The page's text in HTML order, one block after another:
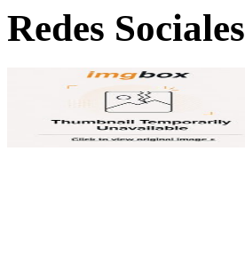
Redes Sociales